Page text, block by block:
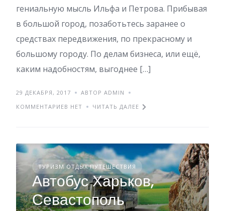
гениальную мысль Ильфа и Петрова. Прибывая
в большой город, позаботьтесь заранее о
средствах передвижения, по прекрасному и
большому городу. По делам бизнеса, или ещё,
каким надобностям, выгоднее […]
29 ДЕКАБРЯ, 2017
АВТОР ADMIN
КОММЕНТАРИЕВ НЕТ
ЧИТАТЬ ДАЛЕЕ
ТУРИЗМ ОТДЫХ ПУТЕШЕСТВИЯ
Автобус Харьков,
Севастополь